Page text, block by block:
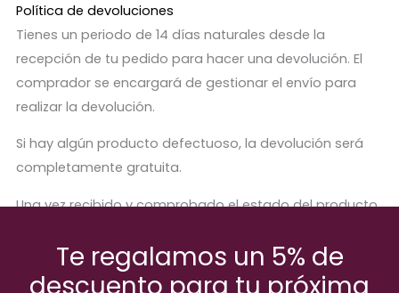
Política de devoluciones
Tienes un periodo de 14 días naturales desde la
recepción de tu pedido para hacer una devolución. El
comprador se encargará de gestionar el envío para
realizar la devolución.
Si hay algún producto defectuoso, la devolución será
completamente gratuita.
Una vez recibido y comprobado el estado del producto,
Te regalamos un 5% de